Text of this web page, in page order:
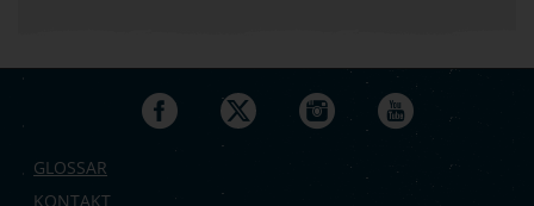
GLOSSAR
KONTAKT